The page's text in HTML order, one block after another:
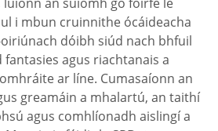
i mbun cruinnithe ócáideacha
oiriúnach dóibh siúd nach bhfuil
fantasies agus riachtanais a
ar líne. Cumasaíonn an
greamáin a mhalartú, an taithí
agus comhlíonadh aislingí a